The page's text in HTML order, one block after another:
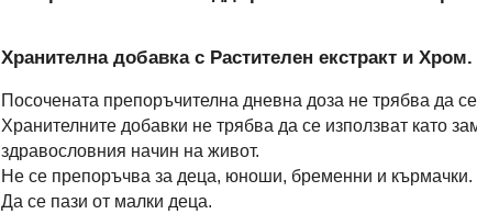
Хранителна добавка с Растителен екстракт и Хром.
Посочената препоръчителна дневна доза не трябва да
Хранителните добавки не трябва да се използват като
здравословния начин на живот.
Не се препоръчва за деца, юноши, бременни и кърмачки.
Да се пази от малки деца.